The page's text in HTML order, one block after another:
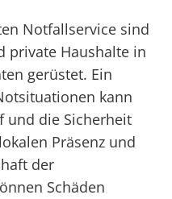
Notfallservice sind
private Haushalte in
gerüstet. Ein
kann
und die Sicherheit
Präsenz und
der
Schäden